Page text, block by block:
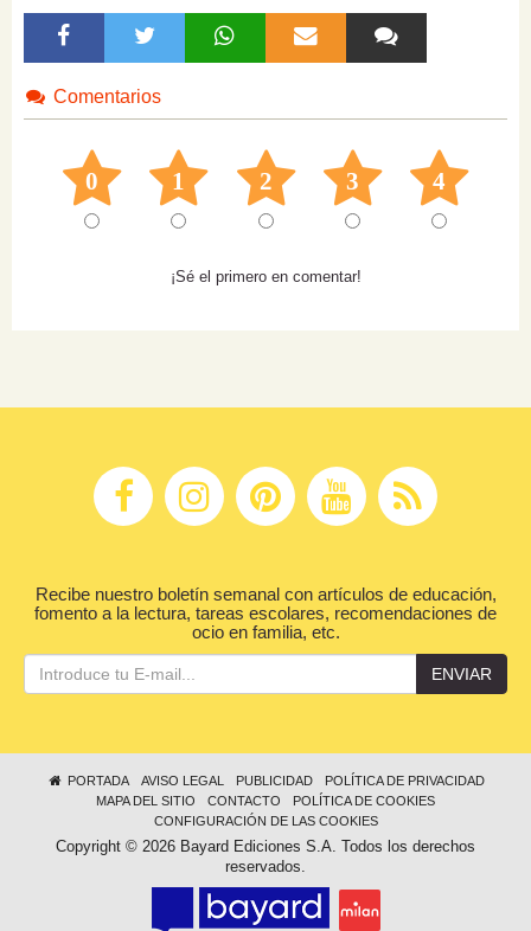
Comentarios
0 1 2 3 4
¡Sé el primero en comentar!
Recibe nuestro boletín semanal con artículos de educación,
fomento a la lectura, tareas escolares, recomendaciones de
ocio en familia, etc.
ENVIAR
PORTADA AVISO LEGAL PUBLICIDAD
POLÍTICA DE PRIVACIDAD
MAPA DEL SITIO
CONTACTO
POLÍTICA DE COOKIES
CONFIGURACIÓN DE LAS COOKIES
Copyright © 2026 Bayard Ediciones S.A. Todos los derechos
reservados.